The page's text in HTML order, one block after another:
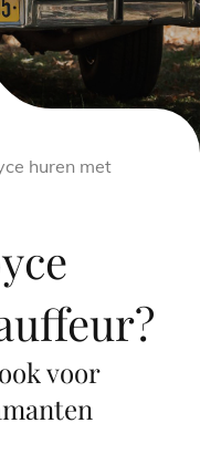
huren met
voor